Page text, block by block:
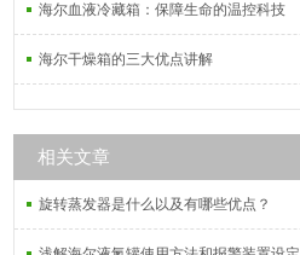
海尔血液冷藏箱：保障生命的温控科技
海尔干燥箱的三大优点讲解
相关文章
旋转蒸发器是什么以及有哪些优点？